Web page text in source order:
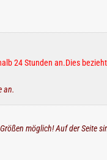
24 Stunden an.Dies
an.
möglich! Auf der Seite